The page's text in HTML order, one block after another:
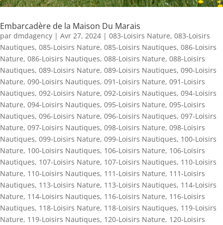
Embarcadère de la Maison Du Marais
par dmdagency | Avr 27, 2024 | 083-Loisirs Nature, 083-Loisirs
Nautiques, 085-Loisirs Nature, 085-Loisirs Nautiques, 086-Loisirs
Nature, 086-Loisirs Nautiques, 088-Loisirs Nature, 088-Loisirs
Nautiques, 089-Loisirs Nature, 089-Loisirs Nautiques, 090-Loisirs
Nature, 090-Loisirs Nautiques, 091-Loisirs Nature, 091-Loisirs
Nautiques, 092-Loisirs Nature, 092-Loisirs Nautiques, 094-Loisirs
Nature, 094-Loisirs Nautiques, 095-Loisirs Nature, 095-Loisirs
Nautiques, 096-Loisirs Nature, 096-Loisirs Nautiques, 097-Loisirs
Nature, 097-Loisirs Nautiques, 098-Loisirs Nature, 098-Loisirs
Nautiques, 099-Loisirs Nature, 099-Loisirs Nautiques, 100-Loisirs
Nature, 100-Loisirs Nautiques, 106-Loisirs Nature, 106-Loisirs
Nautiques, 107-Loisirs Nature, 107-Loisirs Nautiques, 110-Loisirs
Nature, 110-Loisirs Nautiques, 111-Loisirs Nature, 111-Loisirs
Nautiques, 113-Loisirs Nature, 113-Loisirs Nautiques, 114-Loisirs
Nature, 114-Loisirs Nautiques, 116-Loisirs Nature, 116-Loisirs
Nautiques, 118-Loisirs Nature, 118-Loisirs Nautiques, 119-Loisirs
Nature, 119-Loisirs Nautiques, 120-Loisirs Nature, 120-Loisirs